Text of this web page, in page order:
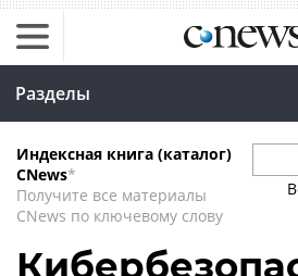
Разделы
Индексная книга (каталог)
CNews*
Получите все материалы
CNews по ключевому слову